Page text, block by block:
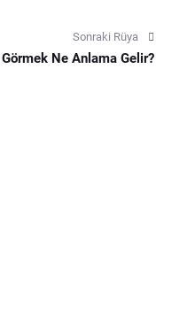
Sonraki Rüya
Görmek Ne Anlama Gelir?